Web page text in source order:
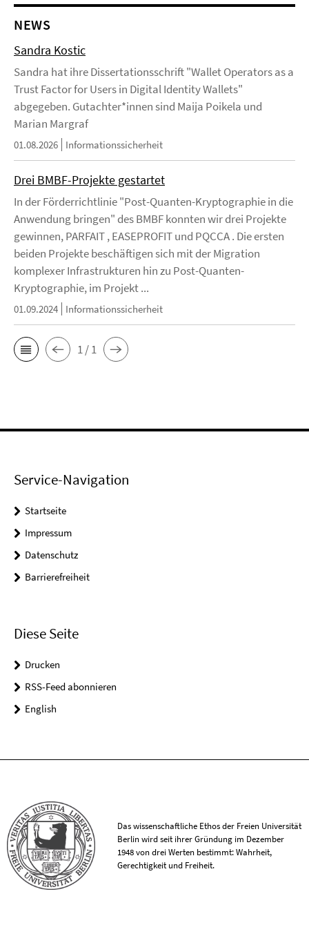
NEWS
Sandra Kostic
Sandra hat ihre Dissertationsschrift "Wallet Operators as a
Trust Factor for Users in Digital Identity Wallets"
abgegeben. Gutachter*innen sind Maija Poikela und
Marian Margraf
01.08.2026 Informationssicherheit
Drei BMBF-Projekte gestartet
In der Förderrichtlinie "Post-Quanten-Kryptographie in die
Anwendung bringen" des BMBF konnten wir drei Projekte
gewinnen, PARFAIT , EASEPROFIT und PQCCA . Die ersten
beiden Projekte beschäftigen sich mit der Migration
komplexer Infrastrukturen hin zu Post-Quanten-
Kryptographie, im Projekt ...
01.09.2024 Informationssicherheit
1 / 1
Service-Navigation
Startseite
Impressum
Datenschutz
Barrierefreiheit
Diese Seite
Drucken
RSS-Feed abonnieren
English
Das wissenschaftliche Ethos der Freien Universität
Berlin wird seit ihrer Gründung im Dezember
1948 von drei Werten bestimmt: Wahrheit,
Gerechtigkeit und Freiheit.